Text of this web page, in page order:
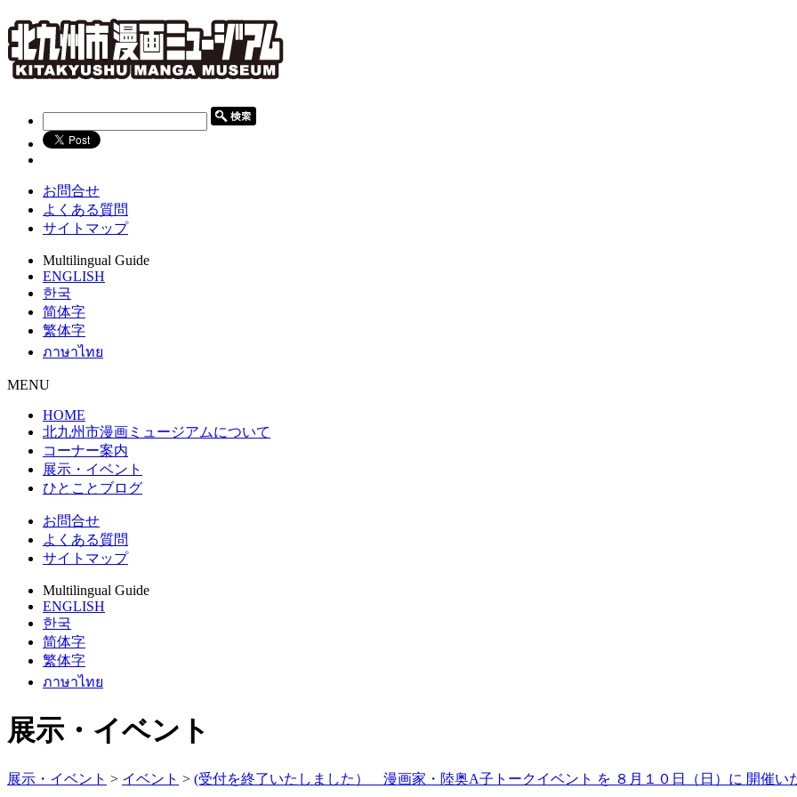
お問合せ
よくある質問
サイトマップ
Multilingual Guide
ENGLISH
한국
简体字
繁体字
ภาษาไทย
MENU
HOME
北九州市漫画ミュージアムについて
コーナー案内
展示・イベント
ひとことブログ
お問合せ
よくある質問
サイトマップ
Multilingual Guide
ENGLISH
한국
简体字
繁体字
ภาษาไทย
展示・イベント
展示・イベント > イベント > (受付を終了いたしました） 漫画家・陸奥A子トークイベント を ８月１０日（日）に 開催い